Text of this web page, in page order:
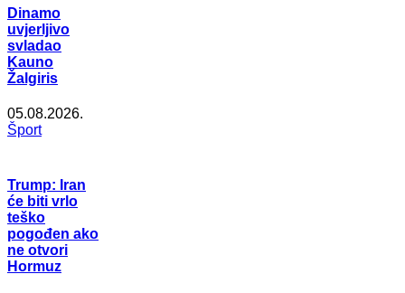
Dinamo
uvjerljivo
svladao
Kauno
Žalgiris
05.08.2026.
Šport
Trump: Iran
će biti vrlo
teško
pogođen ako
ne otvori
Hormuz